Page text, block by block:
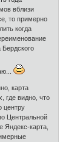
вблизи
то примерно
когда
Бердского
карта
где видно, что
центру
Центральной
Яндекс-карта,